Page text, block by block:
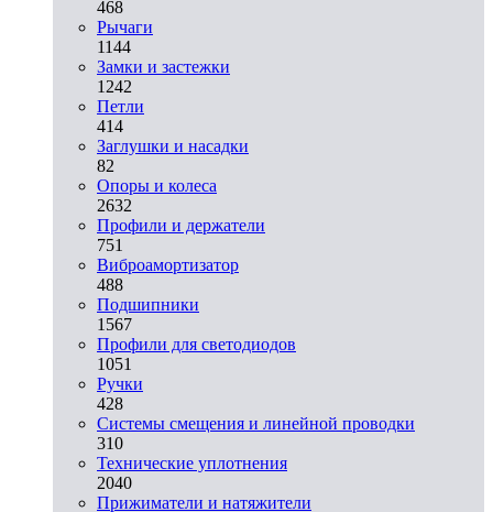
468
Рычаги
1144
Замки и застежки
1242
Петли
414
Заглушки и насадки
82
Опоры и колеса
2632
Профили и держатели
751
Виброамортизатор
488
Подшипники
1567
Профили для светодиодов
1051
Ручки
428
Системы смещения и линейной проводки
310
Технические уплотнения
2040
Прижиматели и натяжители